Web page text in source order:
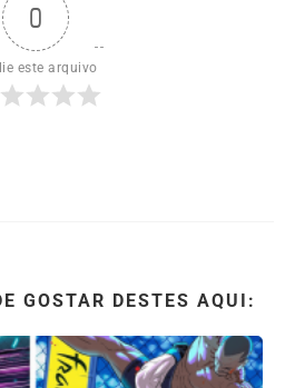
0
este arquivo
GOSTAR DESTES AQUI: